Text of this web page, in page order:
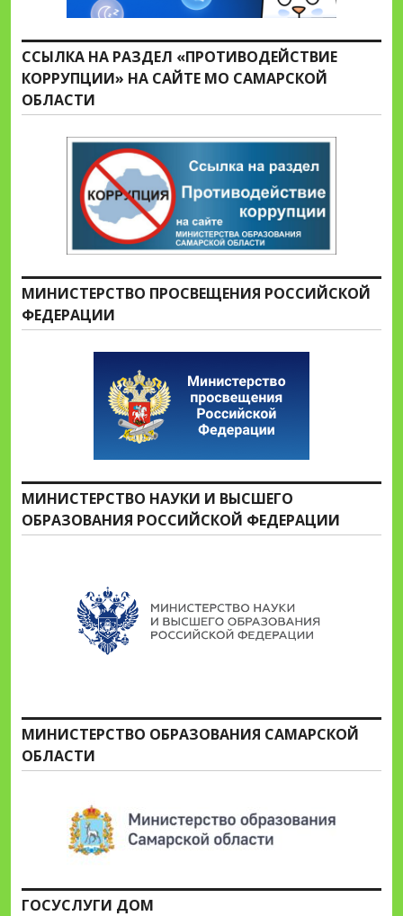
ССЫЛКА НА РАЗДЕЛ «ПРОТИВОДЕЙСТВИЕ
КОРРУПЦИИ» НА САЙТЕ МО САМАРСКОЙ
ОБЛАСТИ
МИНИСТЕРСТВО ПРОСВЕЩЕНИЯ РОССИЙСКОЙ
ФЕДЕРАЦИИ
МИНИСТЕРСТВО НАУКИ И ВЫСШЕГО
ОБРАЗОВАНИЯ РОССИЙСКОЙ ФЕДЕРАЦИИ
МИНИСТЕРСТВО ОБРАЗОВАНИЯ САМАРСКОЙ
ОБЛАСТИ
ГОСУСЛУГИ ДОМ